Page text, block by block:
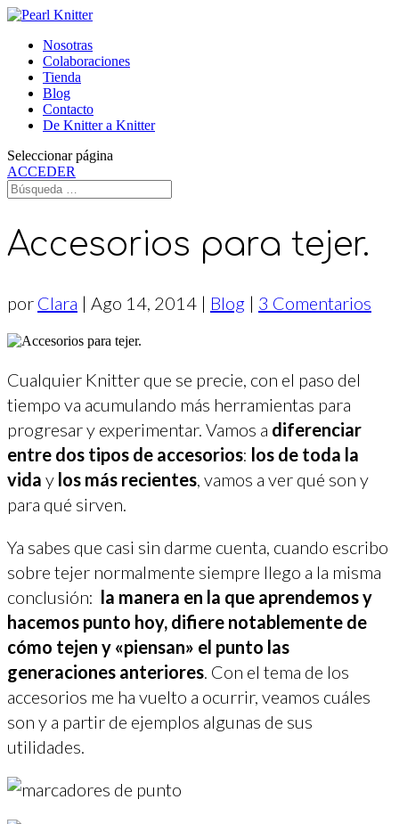
Nosotras
Colaboraciones
Tienda
Blog
Contacto
De Knitter a Knitter
Seleccionar página
ACCEDER
Accesorios para tejer.
por Clara | Ago 14, 2014 | Blog | 3 Comentarios
Cualquier Knitter que se precie, con el paso del
tiempo va acumulando más herramientas para
progresar y experimentar. Vamos a diferenciar
entre dos tipos de accesorios: los de toda la
vida y los más recientes, vamos a ver qué son y
para qué sirven.
Ya sabes que casi sin darme cuenta, cuando escribo
sobre tejer normalmente siempre llego a la misma
conclusión:
la manera en la que aprendemos y
hacemos punto hoy, difiere notablemente de
cómo tejen y «piensan» el punto las
generaciones anteriores. Con el tema de los
accesorios me ha vuelto a ocurrir, veamos cuáles
son y a partir de ejemplos algunas de sus
utilidades.